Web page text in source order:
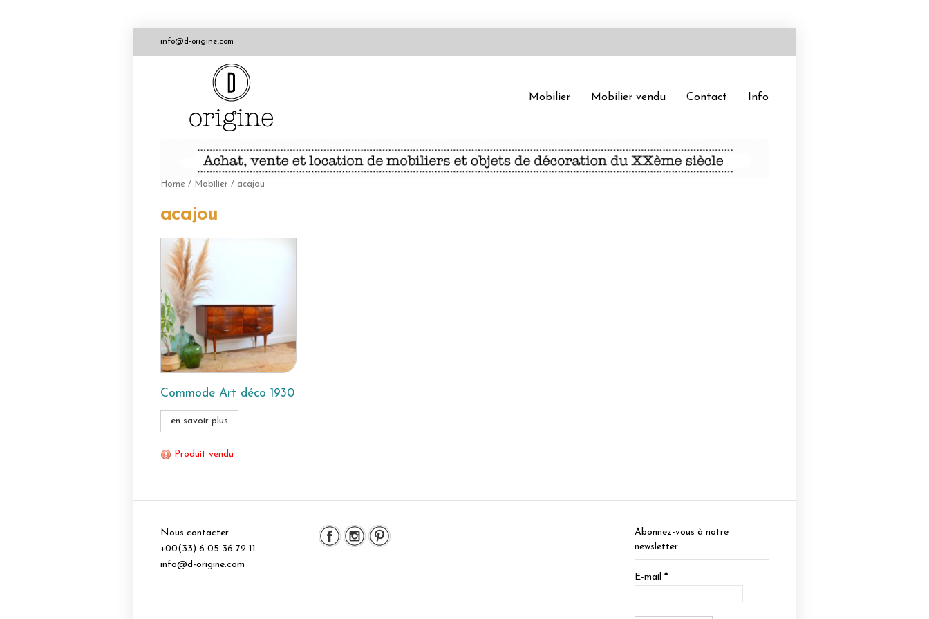
info@d-origine.com
Mobilier Mobilier vendu Contact Info
Home / Mobilier / acajou
acajou
Commode Art déco 1930
en savoir plus
Produit vendu
Nous contacter
+00(33) 6 05 36 72 11
info@d-origine.com
Abonnez-vous à notre
newsletter
E-mail*